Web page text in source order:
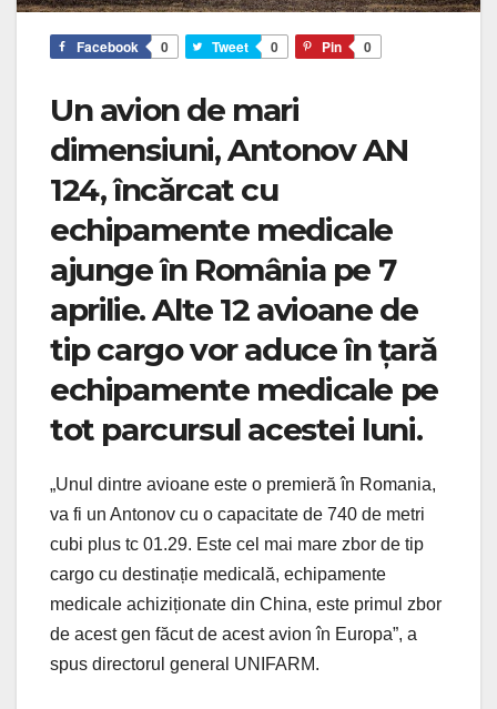
Facebook 0 Tweet 0 Pin 0
Un avion de mari
dimensiuni, Antonov AN
124, încărcat cu
echipamente medicale
ajunge în România pe 7
aprilie. Alte 12 avioane de
tip cargo vor aduce în țară
echipamente medicale pe
tot parcursul acestei luni.
„Unul dintre avioane este o premieră în Romania,
va fi un Antonov cu o capacitate de 740 de metri
cubi plus tc 01.29. Este cel mai mare zbor de tip
cargo cu destinație medicală, echipamente
medicale achiziționate din China, este primul zbor
de acest gen făcut de acest avion în Europa”, a
spus directorul general UNIFARM.